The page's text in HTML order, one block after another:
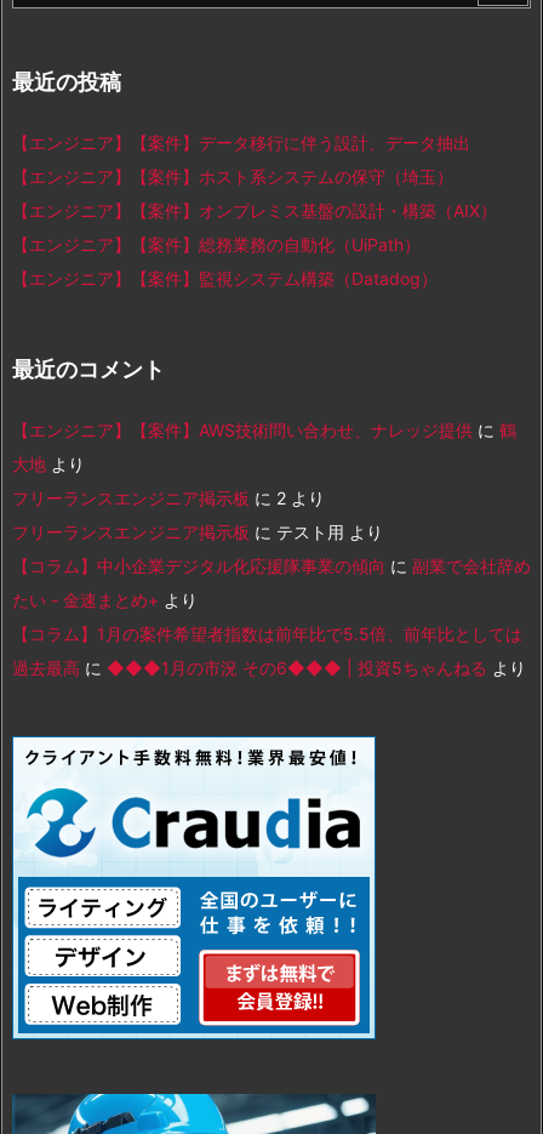
最近の投稿
【エンジニア】【案件】データ移行に伴う設計、データ抽出
【エンジニア】【案件】ホスト系システムの保守（埼玉）
【エンジニア】【案件】オンプレミス基盤の設計・構築（AIX）
【エンジニア】【案件】総務業務の自動化（UiPath）
【エンジニア】【案件】監視システム構築（Datadog）
最近のコメント
【エンジニア】【案件】AWS技術問い合わせ、ナレッジ提供 に 鶴
大地 より
フリーランスエンジニア掲示板 に 2 より
フリーランスエンジニア掲示板 に テスト用 より
【コラム】中小企業デジタル化応援隊事業の傾向 に 副業で会社辞め
たい - 金速まとめ+ より
【コラム】1月の案件希望者指数は前年比で5.5倍、前年比としては
過去最高 に ◆◆◆1月の市況 その6◆◆◆ | 投資5ちゃんねる より